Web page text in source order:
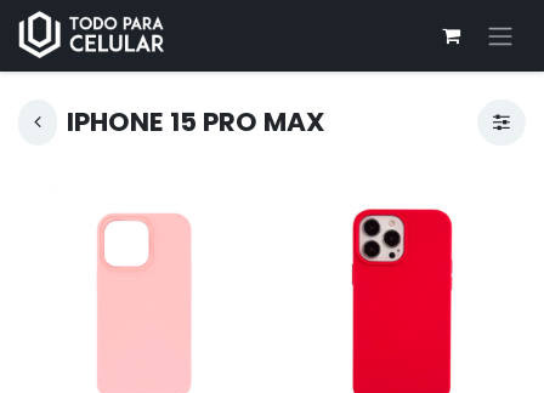
IPHONE 15 PRO MAX